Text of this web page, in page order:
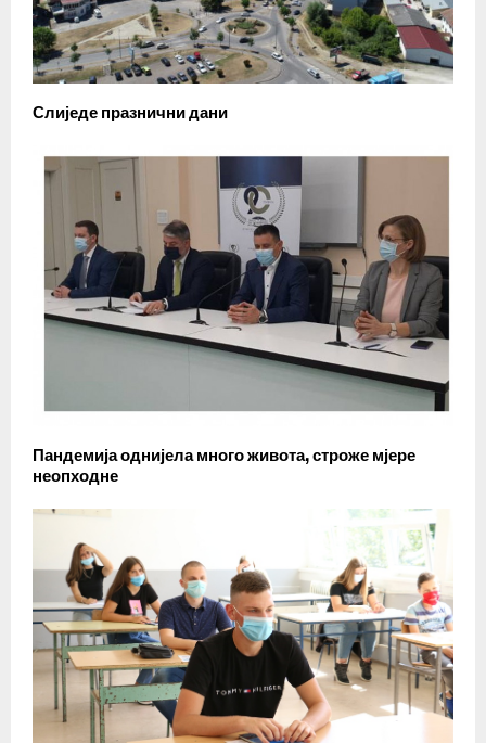
Слиједе празнични дани
Пандемија однијела много живота, строже мјере
неопходне